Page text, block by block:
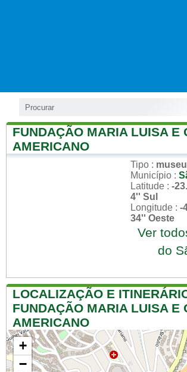
FUNDAÇÃO MARIA LUISA E
AMERICANO
Tipo :
Município :
Latitude : -
4'' Sul
Longitude : -
34'' Oeste
Ver
do
LOCALIZAÇÃO E
FUNDAÇÃO MARIA LUISA E
AMERICANO
+
−